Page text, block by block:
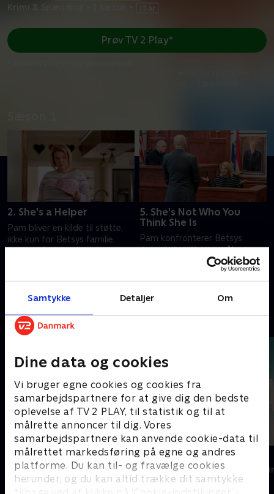
Samtykke Detaljer Om
Dine data og cookies
Vi bruger egne cookies og cookies fra
samarbejdspartnere for at give dig den bedste
oplevelse af TV 2 PLAY, til statistik og til at
målrette annoncer til dig. Vores
samarbejdspartnere kan anvende cookie-data til
målrettet markedsføring på egne og andres
platforme. Du kan til- og fravælge cookies
herunder, og du kan altid trække dit samtykke
Krimi & Spænding
Prøv TV 2 Play*
2. She's a Helper
Pam bliver en kilde til støtte,
ikke kun for Betsys familie,
6. december 2024 • 41 min
5. She's Not Who You
Think She Is
Pam konfronterer Betsys
døtre i et civilt søgsmål om
forsikringspengene. Sagen får
folkestemningen til at vende
sig imod hende.
Andre så også
Top Dog
Krimi & Spænding • 1 sæsoner
The Au Pair
Krimi &